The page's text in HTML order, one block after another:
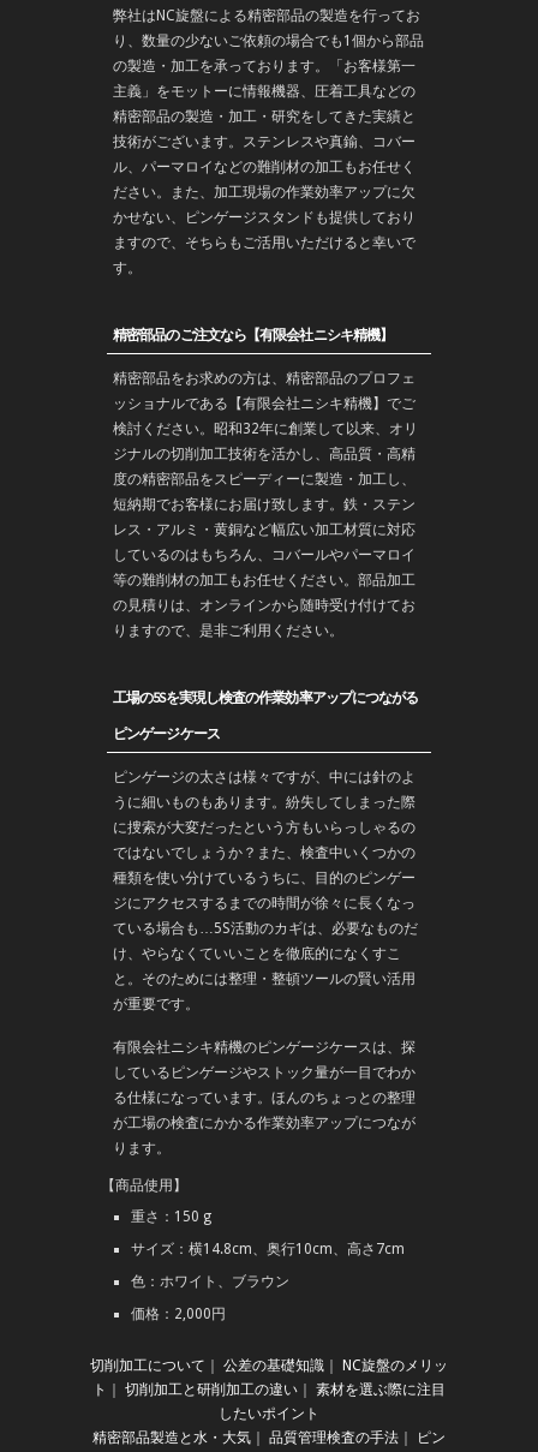
弊社はNC旋盤による精密部品の製造を行ってお
り、数量の少ないご依頼の場合でも1個から部品
の製造・加工を承っております。「お客様第一
主義」をモットーに情報機器、圧着工具などの
精密部品の製造・ 加工 ・ 研究をしてきた実績と
技術がございます。 ステンレスや真鍮、コバー
ル、パーマロイなどの難削材の加工もお任せく
ださい。また、加工現場の作業効率アップに欠
かせない、ピンゲージスタンドも提供しており
ますので、そちらもご活用いただけると幸いで
す。
精密部品のご注文なら【有限会社ニシキ精機】
精密部品をお求めの方は、精密部品のプロフェ
ッショナルである【有限会社ニシキ精機】でご
検討ください。昭和32年に創業して以来、オリ
ジナルの切削加工技術を活かし、高品質・高精
度の精密部品をスピーディーに製造・加工し、
短納期でお客様にお届け致します。鉄・ステン
レス・アルミ・黄銅など幅広い加工材質に対応
しているのはもちろん、コバールやパーマロイ
等の難削材の加工もお任せください。部品加工
の見積りは、オンラインから随時受け付けてお
りますので、是非ご利用ください。
工場の5Sを実現し検査の作業効率アップにつながる
ピンゲージケース
ピンゲージの太さは様々ですが、中には針のよ
うに細いものもあります。紛失してしまった際
に捜索が大変だったという方もいらっしゃるの
ではないでしょうか？また、検査中いくつかの
種類を使い分けているうちに、目的のピンゲー
ジにアクセスするまでの時間が徐々に長くなっ
ている場合も…5S活動のカギは、必要なものだ
け、やらなくていいことを徹底的になくすこ
と。そのためには整理・整頓ツールの賢い活用
が重要です。
有限会社ニシキ精機のピンゲージケースは、探
しているピンゲージやストック量が一目でわか
る仕様になっています。ほんのちょっとの整理
が工場の検査にかかる作業効率アップにつなが
ります。
【商品使用】
重さ：150 g
サイズ：横14.8cm、奥行10cm、高さ7cm
色：ホワイト、ブラウン
価格：2,000円
切削加工について 公差の基礎知識
NC旋盤のメリッ
ト
切削加工と研削加工の違い
素材を選ぶ際に注目
したいポイント
精密部品製造と水・大気
品質管理検査の手法
ピン